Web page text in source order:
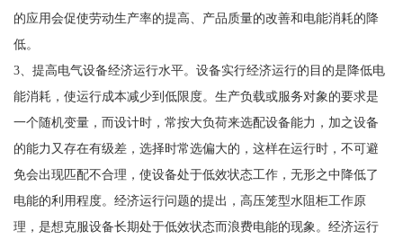
的应用会促使劳动生产率的提高、产品质量的改善和电能消耗的降
低。
3、提高电气设备经济运行水平。设备实行经济运行的目的是降低电
能消耗，使运行成本减少到低限度。生产负载或服务对象的要求是
一个随机变量，而设计时，常按大负荷来选配设备能力，加之设备
的能力又存在有级差，选择时常选偏大的，这样在运行时，不可避
免会出现匹配不合理，使设备处于低效状态工作，无形之中降低了
电能的利用程度。经济运行问题的提出，高压笼型水阻柜工作原
理，是想克服设备长期处于低效状态而浪费电能的现象。经济运行